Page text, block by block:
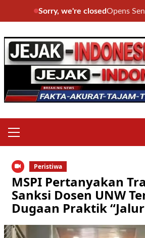
Sorry, we're closedOpens
to
content
Menu
Peristiwa
MSPI Pertanyakan
Sanksi Dosen UNW
Dugaan Praktik